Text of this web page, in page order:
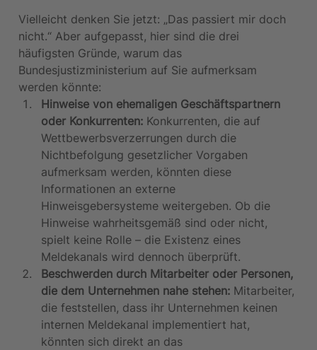
Vielleicht denken Sie jetzt: „Das passiert mir doch
nicht.“ Aber aufgepasst, hier sind die drei
häufigsten Gründe, warum das
Bundesjustizministerium auf Sie aufmerksam
werden könnte:
Hinweise von ehemaligen Geschäftspartnern
oder Konkurrenten: Konkurrenten, die auf
Wettbewerbsverzerrungen durch die
Nichtbefolgung gesetzlicher Vorgaben
aufmerksam werden, könnten diese
Informationen an externe
Hinweisgebersysteme weitergeben. Ob die
Hinweise wahrheitsgemäß sind oder nicht,
spielt keine Rolle – die Existenz eines
Meldekanals wird dennoch überprüft.
Beschwerden durch Mitarbeiter oder Personen,
die dem Unternehmen nahe stehen: Mitarbeiter,
die feststellen, dass ihr Unternehmen keinen
internen Meldekanal implementiert hat,
könnten sich direkt an das